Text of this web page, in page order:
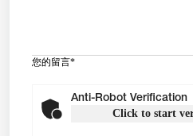
您的留言*
Anti-Robot Verification
Click to start